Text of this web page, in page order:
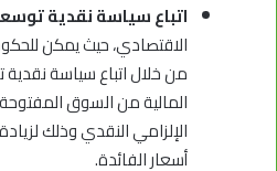
اتباع سياسة نقدية
الاقتصادي، حيث يمكن
من خلال اتباع سياسة
المالية من السوق
الإلزامي النقدي وذلك
أسعار الفائدة.